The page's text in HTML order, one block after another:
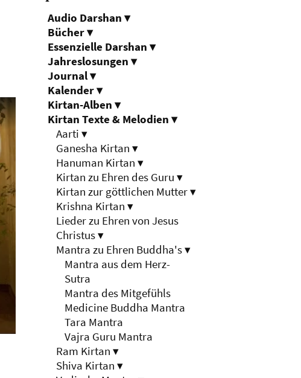
Audio Darshan▾
Bücher▾
Essenzielle Darshan▾
Jahreslosungen▾
Journal▾
Kalender▾
Kirtan-Alben▾
Kirtan Texte & Melodien▾
Aarti▾
Ganesha Kirtan▾
Hanuman Kirtan▾
Kirtan zu Ehren des Guru▾
Kirtan zur göttlichen Mutter▾
Krishna Kirtan▾
Lieder zu Ehren von Jesus
Christus▾
Mantra zu Ehren Buddha's▾
Mantra aus dem Herz-
Sutra
Mantra des Mitgefühls
Medicine Buddha Mantra
Tara Mantra
Vajra Guru Mantra
Ram Kirtan▾
Shiva Kirtan▾